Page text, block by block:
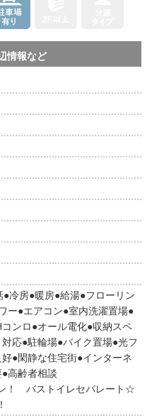
情報など
冷房 暖房 給湯 フローリン
ー エアコン 室内洗濯置場
コンロ オール電化 収納スペ
応 駐輪場 バイク置場 光フ
好 閑静な住宅街 インターネ
高齢者相談
！ バストイレセパレート☆